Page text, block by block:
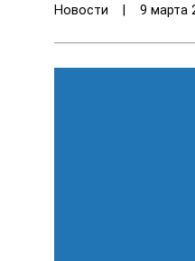
Новости 9 марта